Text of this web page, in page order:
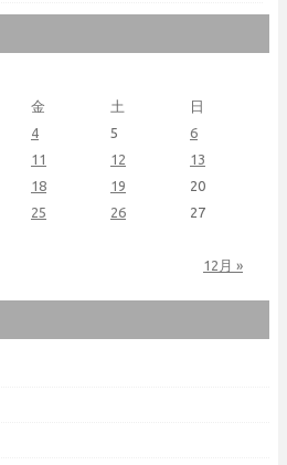
金 土 日
12月 »
4 5
6
11 12
13
18 19
20
25 26
27